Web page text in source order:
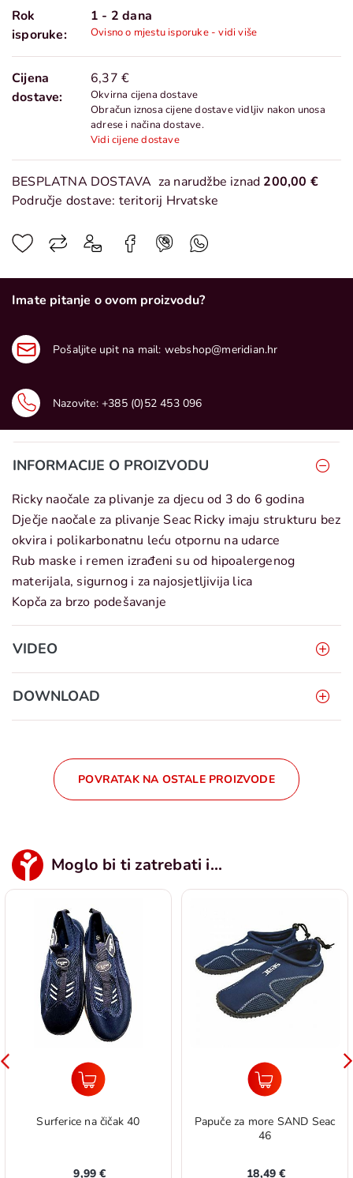
Rok
isporuke:
1 - 2 dana
Ovisno o mjestu isporuke - vidi više
Cijena
dostave:
6,37 €
Okvirna cijena dostave
Obračun iznosa cijene dostave vidljiv nakon unosa
adrese i načina dostave.
Vidi cijene dostave
BESPLATNA DOSTAVA za narudžbe iznad 200,00 €
Područje dostave: teritorij Hrvatske
Imate pitanje o ovom proizvodu?
Pošaljite upit na mail: webshop@meridian.hr
Nazovite: +385 (0)52 453 096
INFORMACIJE O PROIZVODU
Ricky naočale za plivanje za djecu od 3 do 6 godina
Dječje naočale za plivanje Seac Ricky imaju strukturu bez
okvira i polikarbonatnu leću otpornu na udarce
Rub maske i remen izrađeni su od hipoalergenog
materijala, sigurnog i za najosjetljivija lica
Kopča za brzo podešavanje
VIDEO
DOWNLOAD
POVRATAK NA OSTALE PROIZVODE
Moglo bi ti zatrebati i...
Surferice na čičak 40
9,99 €
Papuče za more SAND Seac
46
18,49 €